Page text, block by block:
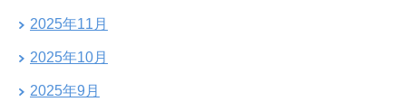
2025年11月
2025年10月
2025年9月